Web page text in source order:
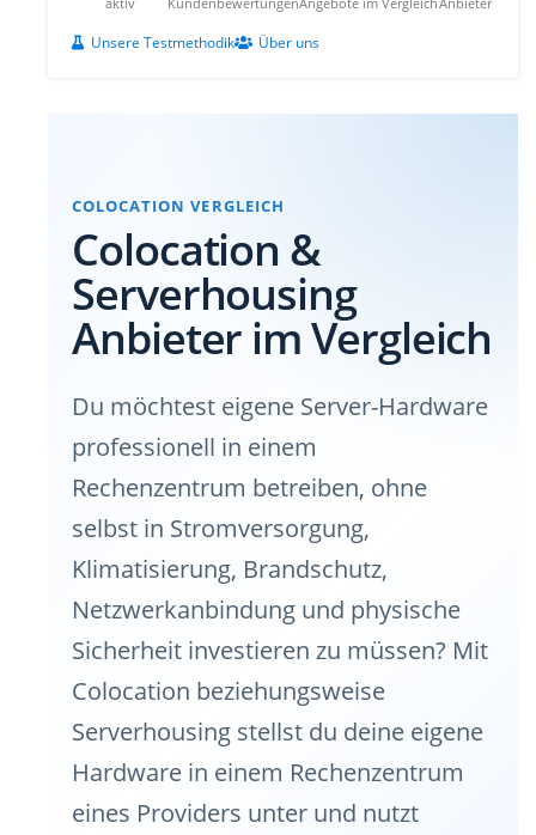
Unsere Testmethodik Über uns
COLOCATION VERGLEICH
Colocation &
Serverhousing
Anbieter im Vergleich
Du möchtest eigene Server-Hardware
professionell in einem
Rechenzentrum betreiben, ohne
selbst in Stromversorgung,
Klimatisierung, Brandschutz,
Netzwerkanbindung und physische
Sicherheit investieren zu müssen? Mit
Colocation beziehungsweise
Serverhousing stellst du deine eigene
Hardware in einem Rechenzentrum
eines Providers unter und nutzt